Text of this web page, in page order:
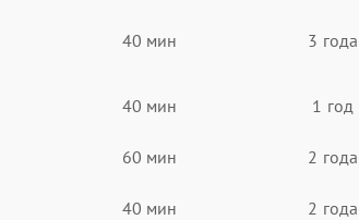
40 мин 3 года
40 мин 1 год
60 мин 2 года
40 мин 2 года